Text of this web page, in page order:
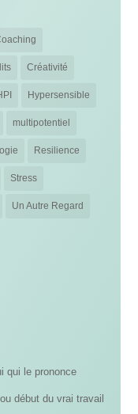
Créativité
Hypersensible
multipotentiel
Resilience
Stress
Un Autre Regard
qui le prononce
début du vrai travail